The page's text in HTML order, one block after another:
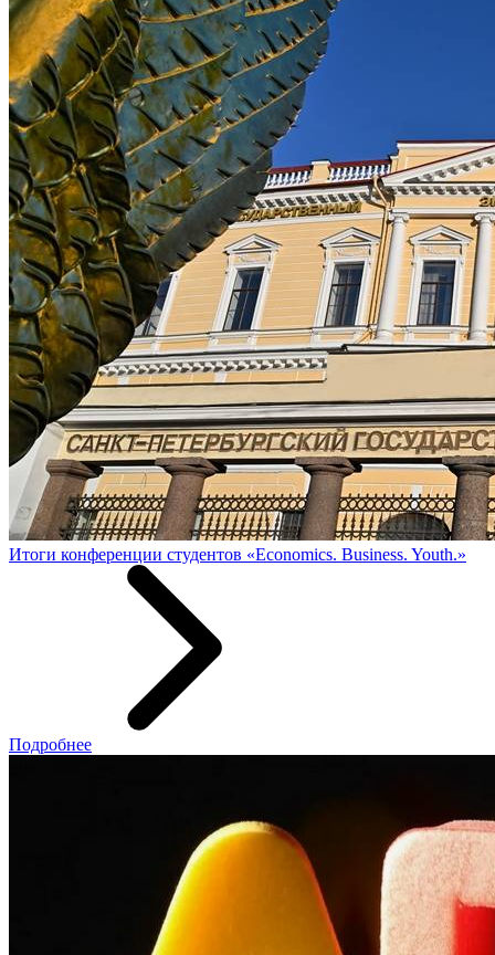
Итоги конференции студентов «Economics. Business. Youth.»
Подробнее